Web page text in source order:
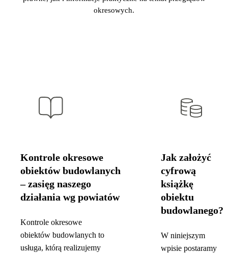
okresowych.
Kontrole okresowe
obiektów budowlanych
– zasięg naszego
działania wg powiatów
Kontrole okresowe
obiektów budowlanych to
usługa, którą realizujemy
Jak założyć
cyfrową
książkę
obiektu
budowlanego?
W niniejszym
wpisie postaramy